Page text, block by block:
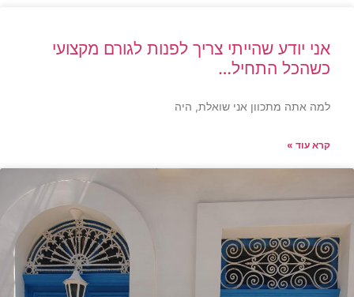
אני יודע שהייתי צריך לפנות לגורם מקצועי
כשהכל התחיל…
למה אתה מתכוון אני שואלת, היה
קרא עוד »